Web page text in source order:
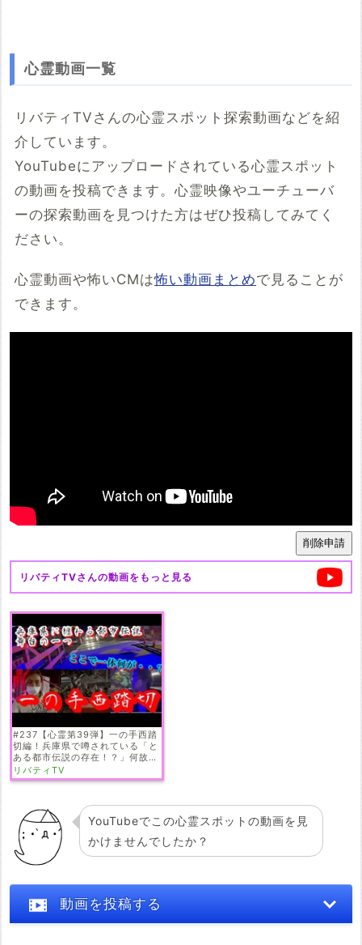
心霊動画一覧
リバティTVさんの心霊スポット探索動画などを紹
介しています。
YouTubeにアップロードされている心霊スポット
の動画を投稿できます。心霊映像やユーチューバ
ーの探索動画を見つけた方はぜひ投稿してみてく
ださい。
心霊動画や怖いCMは怖い動画まとめで見ることが
できます。
リバティTVさんの動画をもっと見る
#237【心霊第39弾】一の手西踏
切編！兵庫県で噂されている「と
ある都市伝説の存在！？」何故か
起きる不慮の事故？
リバティTV
YouTubeでこの心霊スポットの動画を見
かけませんでしたか？
動画を投稿する